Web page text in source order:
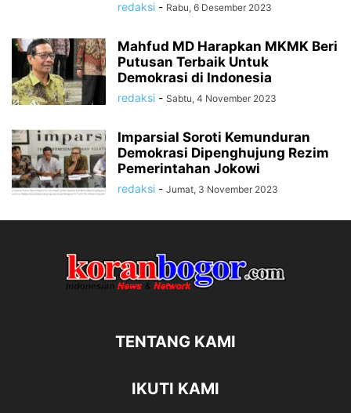
redaksi - Rabu, 6 Desember 2023
Mahfud MD Harapkan MKMK Beri
Putusan Terbaik Untuk
Demokrasi di Indonesia
redaksi - Sabtu, 4 November 2023
Imparsial Soroti Kemunduran
Demokrasi Dipenghujung Rezim
Pemerintahan Jokowi
redaksi - Jumat, 3 November 2023
TENTANG KAMI
IKUTI KAMI